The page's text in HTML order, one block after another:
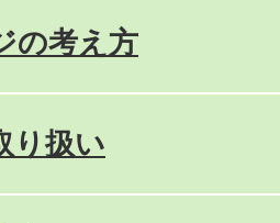
の考え方
り扱い